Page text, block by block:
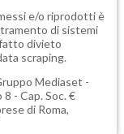
e/o riprodotti è
di sistemi
divieto
scraping.
Mediaset -
- Cap. Soc. €
di Roma,